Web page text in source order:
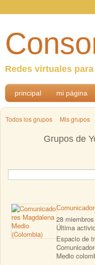
Redes virtuales
principal mi página
Todos los grupos Mis grupos
Grupos de
28 miembros
Última
Espacio de
Medio